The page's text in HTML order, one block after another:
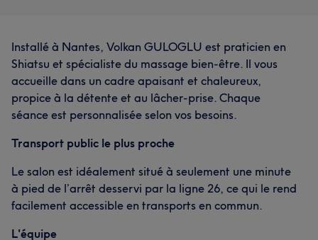
Installé à Nantes, Volkan GULOGLU est praticien en
Shiatsu et spécialiste du massage bien-être. Il vous
accueille dans un cadre apaisant et chaleureux,
propice à la détente et au lâcher-prise. Chaque
séance est personnalisée selon vos besoins.
Transport public le plus proche
Le salon est idéalement situé à seulement une minute
à pied de l’arrêt desservi par la ligne 26, ce qui le rend
facilement accessible en transports en commun.
L'équipe